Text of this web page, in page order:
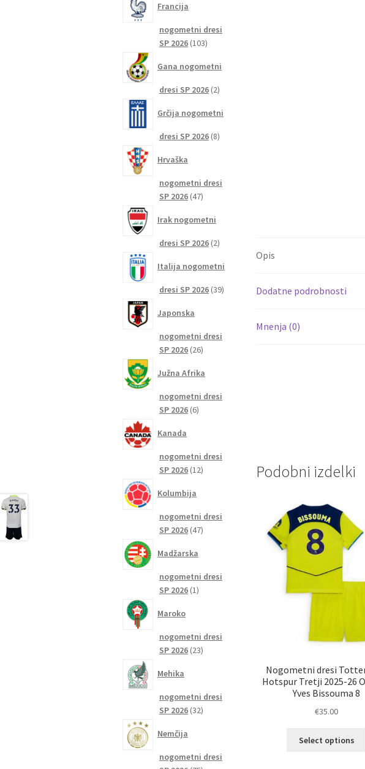
Opis
Dodatne podrobnosti
Mnenja (0)
Podobni izdelki
Nogometni dresi
Hotspur Tretji 2025-26
Yves Bissouma 8
€35.00
Select options
Francija
nogometni dresi
SP 2026 103103
Gana nogometni
dresi SP 2026 22
Grčija nogometni
dresi SP 2026 88
Hrvaška
nogometni dresi
SP 2026 4747
Irak nogometni
dresi SP 2026 22
Italija nogometni
dresi SP 2026 3939
Japonska
nogometni dresi
SP 2026 2626
Južna Afrika
nogometni dresi
SP 2026 66
Kanada
nogometni dresi
SP 2026 1212
Kolumbija
nogometni dresi
SP 2026 4747
Madžarska
nogometni dresi
SP 2026 11
Maroko
nogometni dresi
SP 2026 2323
Mehika
nogometni dresi
SP 2026 3232
Nemčija
nogometni dresi